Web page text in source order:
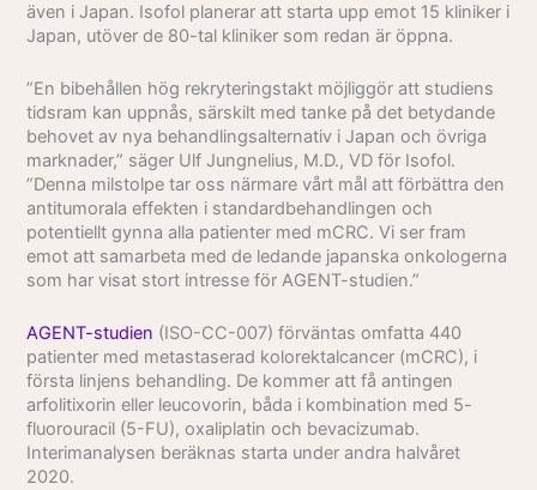
även i Japan. Isofol planerar att starta upp emot 15 kliniker i
Japan, utöver de 80-tal kliniker som redan är öppna.
”En bibehållen hög rekryteringstakt möjliggör att studiens
tidsram kan uppnås, särskilt med tanke på det betydande
behovet av nya behandlingsalternativ i Japan och övriga
marknader,” säger Ulf Jungnelius, M.D., VD för Isofol.
”Denna milstolpe tar oss närmare vårt mål att förbättra den
antitumorala effekten i standardbehandlingen och
potentiellt gynna alla patienter med mCRC. Vi ser fram
emot att samarbeta med de ledande japanska onkologerna
som har visat stort intresse för AGENT-studien.”
AGENT-studien (ISO-CC-007) förväntas omfatta 440
patienter med metastaserad kolorektal­cancer (mCRC), i
första linjens behandling. De kommer att få antingen
arfolitixorin eller leucovorin, båda i kombination med 5-
fluorouracil (5-FU), oxaliplatin och bevacizumab.
Interimanalysen beräknas starta under andra halvåret
2020.